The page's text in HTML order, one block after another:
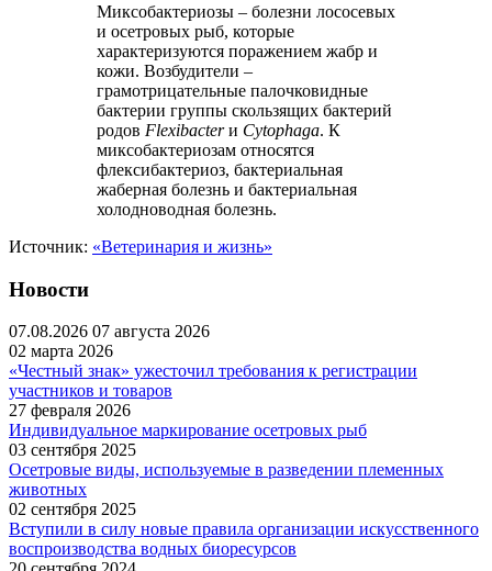
Миксобактериозы – болезни лососевых
и осетровых рыб, которые
характеризуются поражением жабр и
кожи. Возбудители –
грамотрицательные палочковидные
бактерии группы скользящих бактерий
родов Flexibacterи Cytophaga. К
миксобактериозам относятся
флексибактериоз, бактериальная
жаберная болезнь и бактериальная
холодноводная болезнь.
Источник: «Ветеринария и жизнь»
Новости
07.08.2026 07 августа 2026
02 марта 2026
«Честный знак» ужесточил требования к регистрации
участников и товаров
27 февраля 2026
Индивидуальное маркирование осетровых рыб
03 сентября 2025
Осетровые виды, используемые в разведении племенных
животных
02 сентября 2025
Вступили в силу новые правила организации искусственного
воспроизводства водных биоресурсов